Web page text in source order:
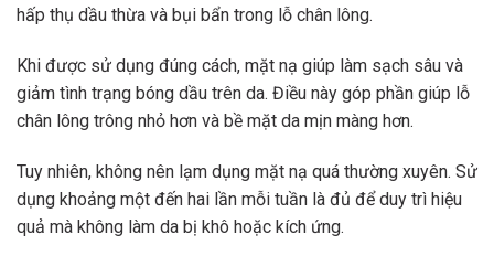
hấp thụ dầu thừa và bụi bẩn trong lỗ chân lông.
Khi được sử dụng đúng cách, mặt nạ giúp làm sạch sâu và
giảm tình trạng bóng dầu trên da. Điều này góp phần giúp lỗ
chân lông trông nhỏ hơn và bề mặt da mịn màng hơn.
Tuy nhiên, không nên lạm dụng mặt nạ quá thường xuyên. Sử
dụng khoảng một đến hai lần mỗi tuần là đủ để duy trì hiệu
quả mà không làm da bị khô hoặc kích ứng.